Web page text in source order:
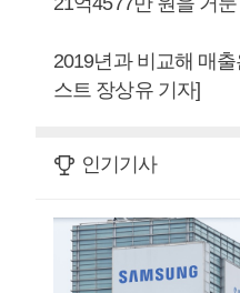
2019년과 비교해 매
스트 장상유 기자]
인기기사